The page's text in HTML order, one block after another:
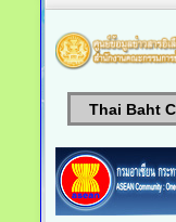
Thai Baht